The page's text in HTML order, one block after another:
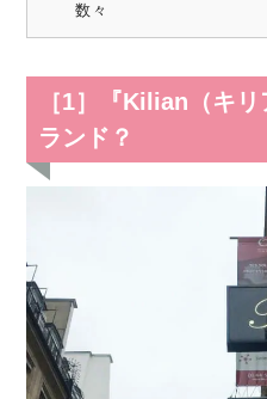
数々
［1］『Kilian（キ
ランド？